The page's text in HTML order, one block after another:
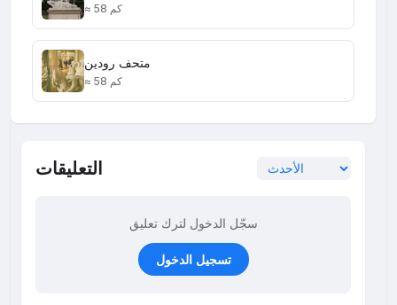
≈ 58 كم
متحف رودين
≈ 58 كم
التعليقات
سجّل الدخول لترك تعليق
تسجيل الدخول